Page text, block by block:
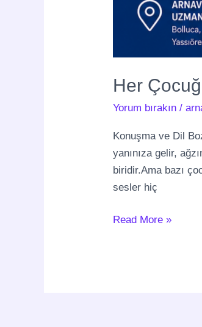
Her
Yorum bırakın /
Konuşma ve Dil
yanınıza gelir,
biridir.Ama bazı
sesler hiç
Read More »